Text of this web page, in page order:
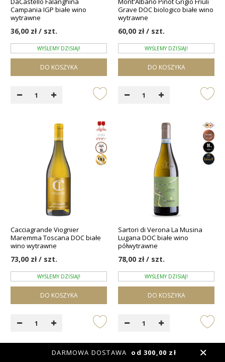
DARMOWA DOSTAWA od 300,00 zł
Campania IGP białe wino
wytrawne
36,00 zł / szt.
WYŚLEMY DZISIAJ!
DO KOSZYKA
Grave DOC biologico białe wino
wytrawne
60,00 zł / szt.
WYŚLEMY DZISIAJ!
DO KOSZYKA
Cacciagrande Viognier
Maremma Toscana DOC białe
wino wytrawne
73,00 zł / szt.
WYŚLEMY DZISIAJ!
DO KOSZYKA
Sartori di Verona La Musina
Lugana DOC białe wino
półwytrawne
78,00 zł / szt.
WYŚLEMY DZISIAJ!
DO KOSZYKA